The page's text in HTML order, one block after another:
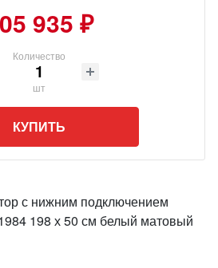
935 ₽
Количество
шт
КУПИТЬ
с нижним подключением
198 х 50 см белый матовый